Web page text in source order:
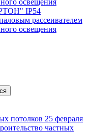
IP54
рассеивателем
освещения
потолков 25 февраля
частных